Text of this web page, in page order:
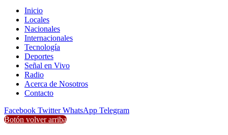
Inicio
Locales
Nacionales
Internacionales
Tecnología
Deportes
Señal en Vivo
Radio
Acerca de Nosotros
Contacto
Facebook Twitter WhatsApp Telegram
Botón volver arriba